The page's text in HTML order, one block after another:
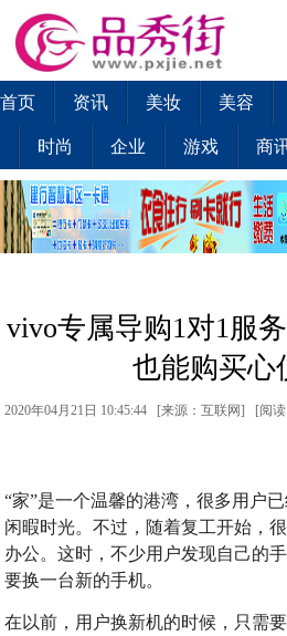
首页 资讯 美妆 美容
时尚 企业 游戏 商
vivo专属导购1对1服
也能购买心
2020年04月21日 10:45:44 [来源：互联网] [阅
“家”是一个温馨的港湾，很多用户
闲暇时光。不过，随着复工开始，
办公。这时，不少用户发现自己的
要换一台新的手机。
在以前，用户换新机的时候，只需